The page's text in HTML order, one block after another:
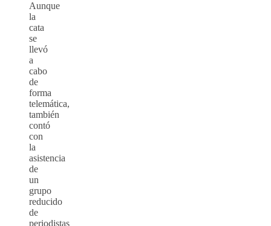
Aunque
la
cata
se
llevó
a
cabo
de
forma
telemática,
también
contó
con
la
asistencia
de
un
grupo
reducido
de
periodistas